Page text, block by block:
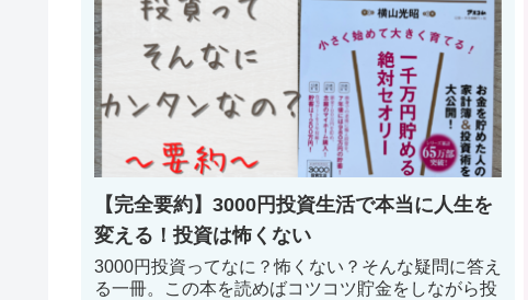
【完全要約】3000円投資生活で本当に人生を
変える！投資は怖くない
3000円投資ってなに？怖くない？そんな疑問に答え
る一冊。この本を読めばコツコツ貯金をしながら投